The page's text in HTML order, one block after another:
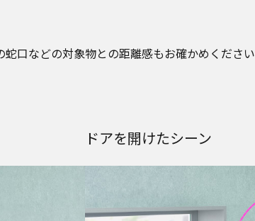
口などの対象物との距離感もお確かめくださ
ドアを開けたシーン